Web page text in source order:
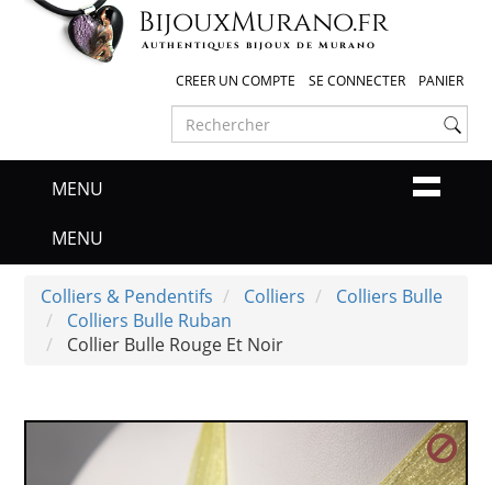
BijouxMurano.fr
Authentiques bijoux de Murano
CREER UN COMPTE SE CONNECTER PANIER
MENU
MENU
Colliers & Pendentifs Colliers
Colliers Bulle
Colliers Bulle Ruban
Collier Bulle Rouge Et Noir